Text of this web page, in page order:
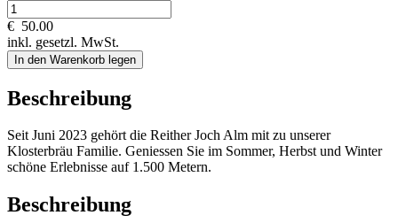
€ 50.00
inkl. gesetzl. MwSt.
In den Warenkorb legen
Beschreibung
Seit Juni 2023 gehört die Reither Joch Alm mit zu unserer
Klosterbräu Familie. Geniessen Sie im Sommer, Herbst und Winter
schöne Erlebnisse auf 1.500 Metern.
Beschreibung